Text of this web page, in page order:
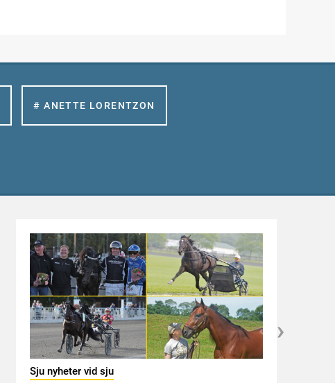
# ANETTE LORENTZON
Sju nyheter vid sju